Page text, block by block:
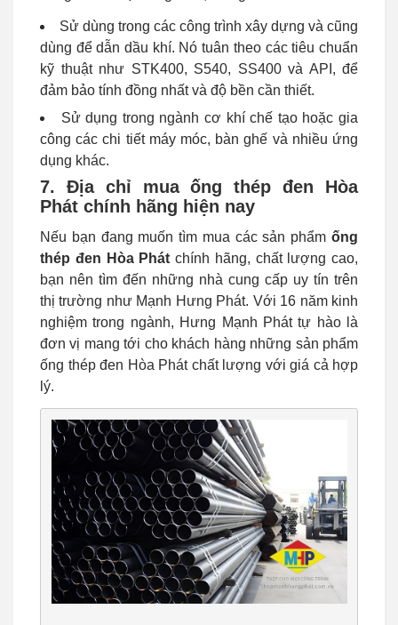
Sử dùng trong các công trình xây dựng và cũng
dùng để dẫn dầu khí. Nó tuân theo các tiêu chuẩn
kỹ thuật như STK400, S540, SS400 và API, để
đảm bảo tính đồng nhất và độ bền cần thiết.
Sử dụng trong ngành cơ khí chế tạo hoặc gia
công các chi tiết máy móc, bàn ghế và nhiều ứng
dụng khác.
7. Địa chỉ mua ống thép đen Hòa
Phát chính hãng hiện nay
Nếu bạn đang muốn tìm mua các sản phẩm ống
thép đen Hòa Phát chính hãng, chất lượng cao,
bạn nên tìm đến những nhà cung cấp uy tín trên
thị trường như Mạnh Hưng Phát. Với 16 năm kinh
nghiệm trong ngành, Hưng Mạnh Phát tự hào là
đơn vị mang tới cho khách hàng những sản phẩm
ống thép đen Hòa Phát chất lượng với giá cả hợp
lý.